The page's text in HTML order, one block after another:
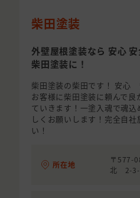
柴田塗装
外壁屋根塗装なら 安心
柴田塗装に！
柴田塗装の柴田です！ 安
お客様に柴田塗装に頼んで良
ていきます！一塗入魂で魂
しくお願いします！完全自
い！
所在地
〒577-
北 2-3-